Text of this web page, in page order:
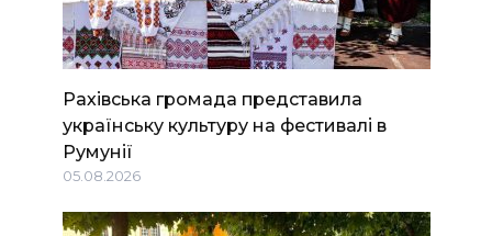
Рахівська громада представила
українську культуру на фестивалі в
Румунії
05.08.2026